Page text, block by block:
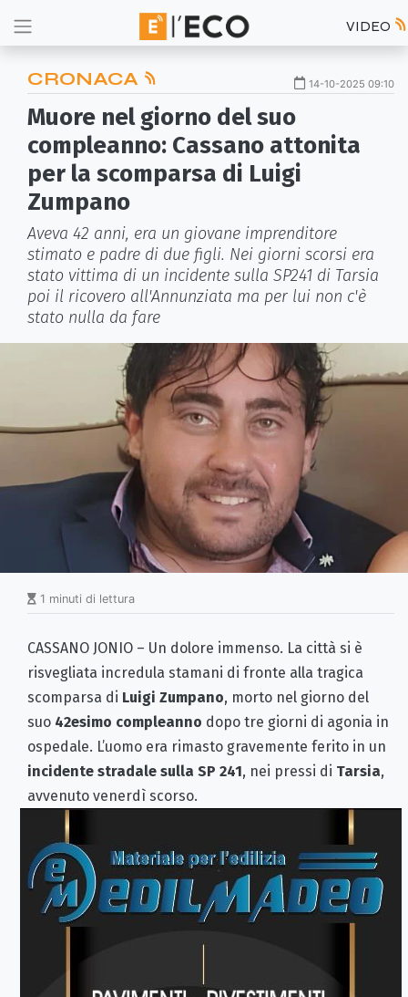
VIDEO
CRONACA 14-10-2025 09:10
Muore nel giorno del suo
compleanno: Cassano attonita
per la scomparsa di Luigi
Zumpano
Aveva 42 anni, era un giovane imprenditore
stimato e padre di due figli. Nei giorni scorsi era
stato vittima di un incidente sulla SP241 di Tarsia
poi il ricovero all'Annunziata ma per lui non c'è
stato nulla da fare
1 minuti di lettura
CASSANO JONIO – Un dolore immenso. La città si è
risvegliata incredula stamani di fronte alla tragica
scomparsa di Luigi Zumpano, morto nel giorno del
suo 42esimo compleanno dopo tre giorni di agonia in
ospedale. L’uomo era rimasto gravemente ferito in un
incidente stradale sulla SP 241, nei pressi di Tarsia,
avvenuto venerdì scorso.